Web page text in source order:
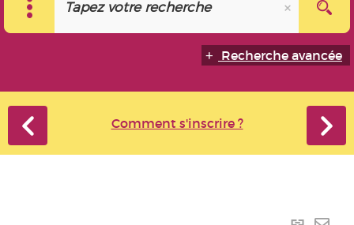
Recherche avancée
Comment s'inscrire ?
Lien